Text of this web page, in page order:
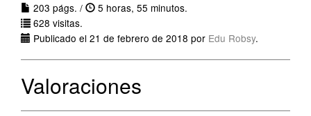
203 págs. /
5 horas, 55 minutos.
628 visitas.
Publicado el 21 de febrero de 2018 por Edu Robsy.
Valoraciones